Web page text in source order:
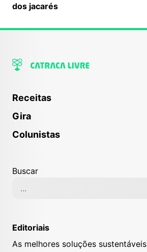
dos jacarés
Receitas
Gira
Colunistas
Buscar
Editoriais
As melhores soluções sustentáveis